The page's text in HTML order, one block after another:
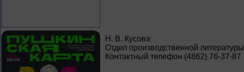
Н. В. Кусова
Отдел производственной литературы
Контактный телефон (4862) 76-37-87